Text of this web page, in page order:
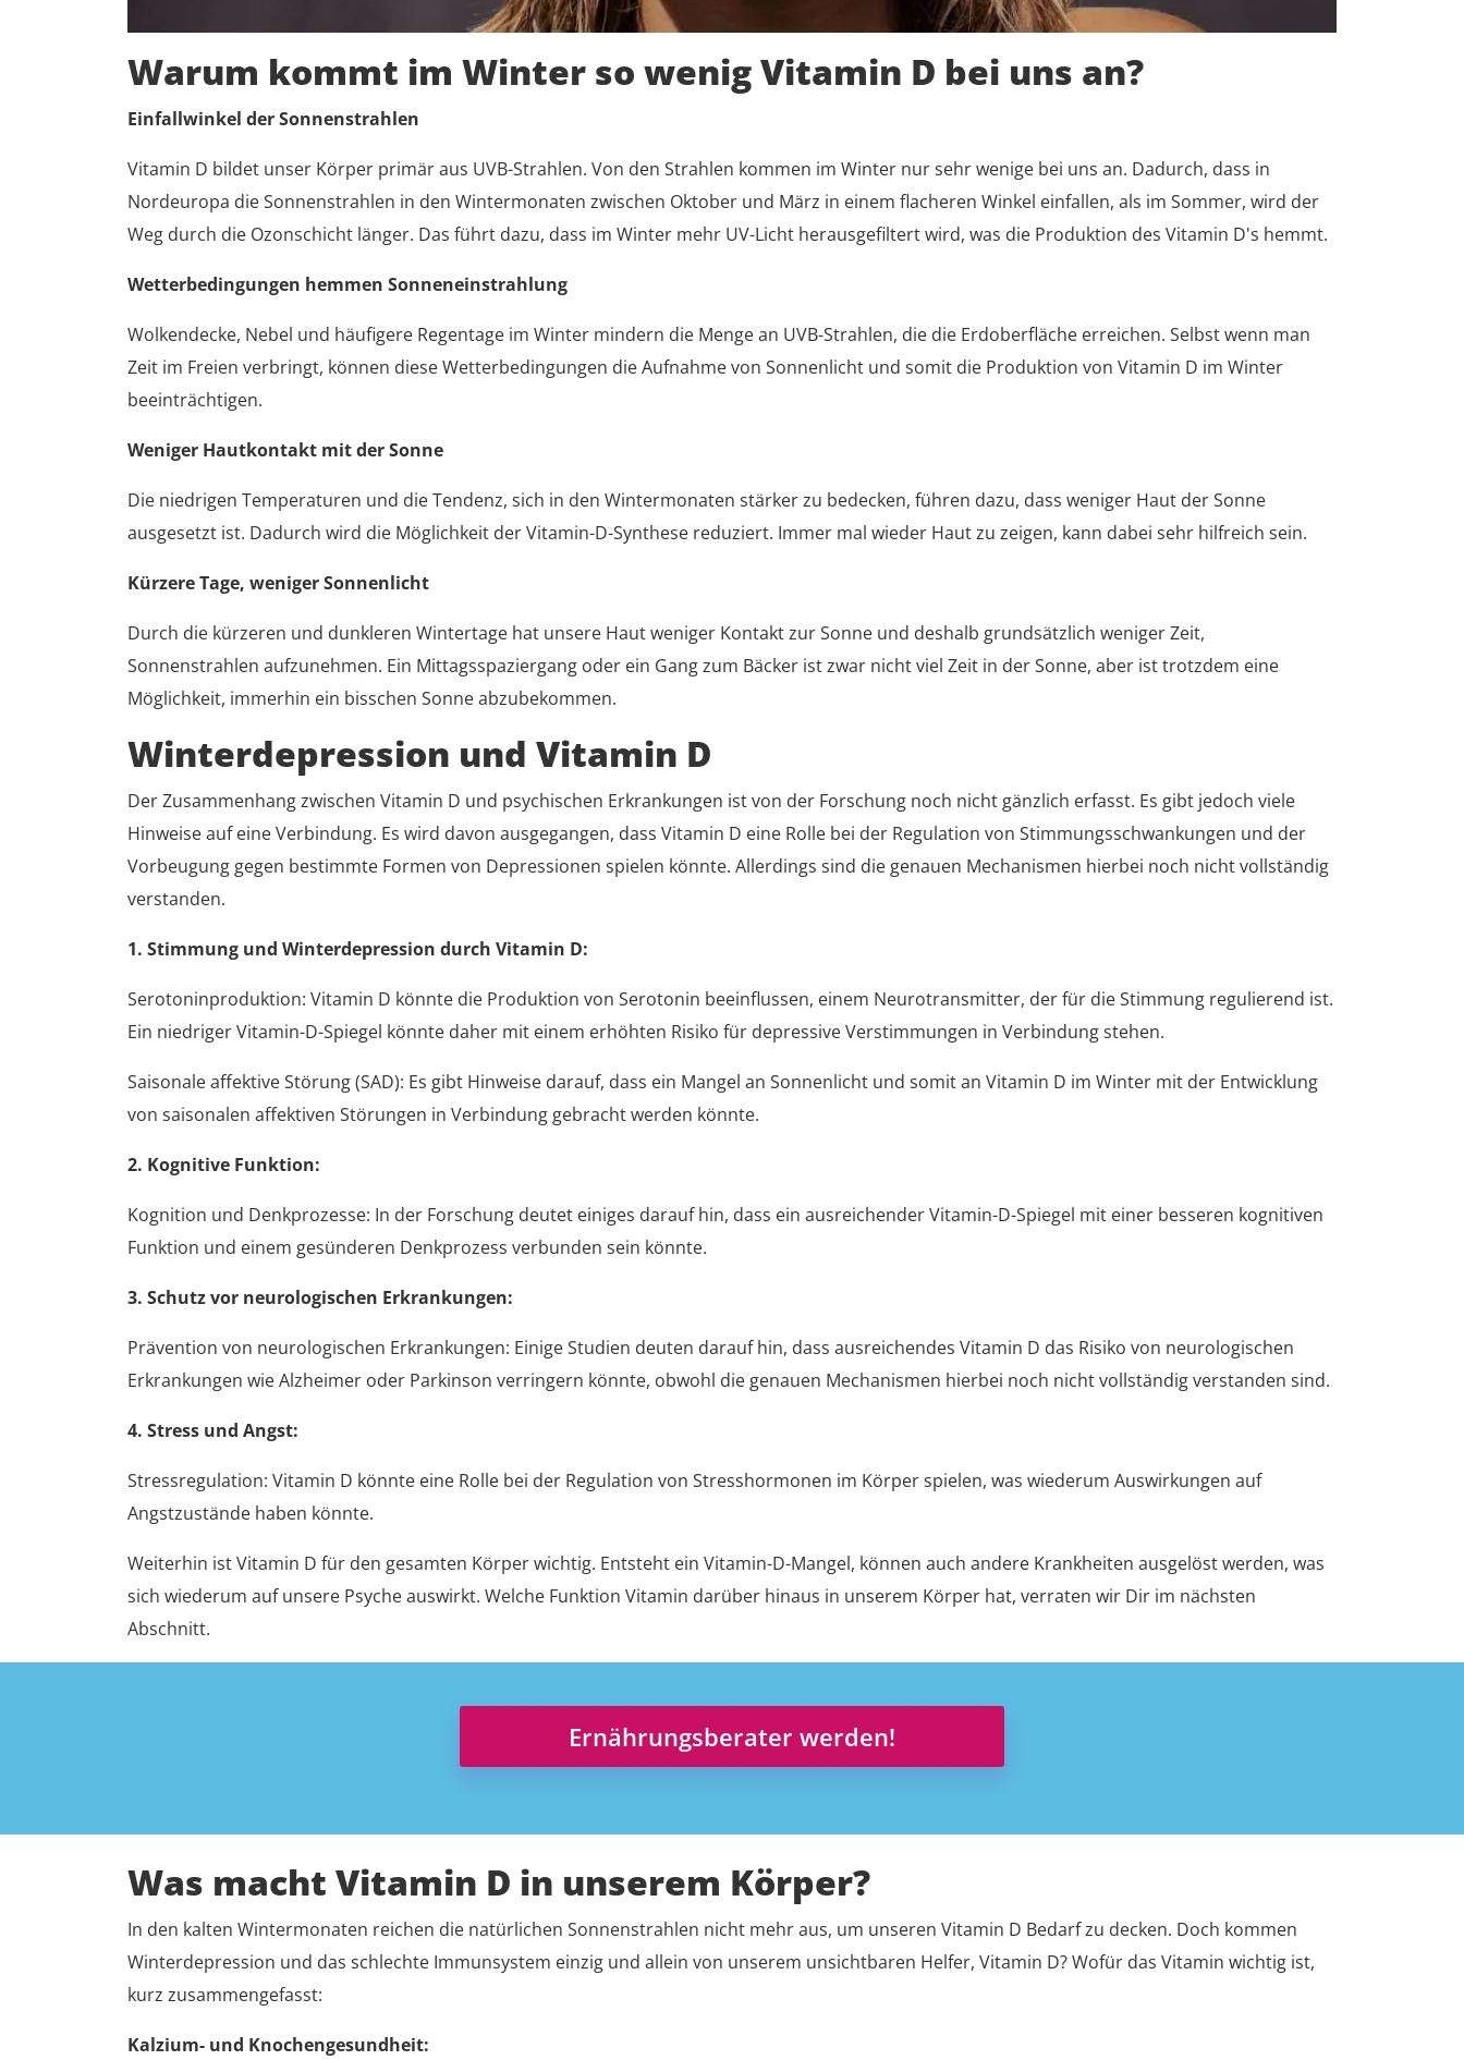
Warum kommt im Winter so wenig Vitamin D bei uns an?
Einfallwinkel der Sonnenstrahlen
Vitamin D bildet unser Körper primär aus UVB-Strahlen. Von den Strahlen kommen im Winter nur sehr wenige bei uns an. Dadurch, dass in
Nordeuropa die Sonnenstrahlen in den Wintermonaten zwischen Oktober und März in einem flacheren Winkel einfallen, als im Sommer, wird der
Weg durch die Ozonschicht länger. Das führt dazu, dass im Winter mehr UV-Licht herausgefiltert wird, was die Produktion des Vitamin D's hemmt.
Wetterbedingungen hemmen Sonneneinstrahlung
Wolkendecke, Nebel und häufigere Regentage im Winter mindern die Menge an UVB-Strahlen, die die Erdoberfläche erreichen. Selbst wenn man
Zeit im Freien verbringt, können diese Wetterbedingungen die Aufnahme von Sonnenlicht und somit die Produktion von Vitamin D im Winter
beeinträchtigen.
Weniger Hautkontakt mit der Sonne
Die niedrigen Temperaturen und die Tendenz, sich in den Wintermonaten stärker zu bedecken, führen dazu, dass weniger Haut der Sonne
ausgesetzt ist. Dadurch wird die Möglichkeit der Vitamin-D-Synthese reduziert. Immer mal wieder Haut zu zeigen, kann dabei sehr hilfreich sein.
Kürzere Tage, weniger Sonnenlicht
Durch die kürzeren und dunkleren Wintertage hat unsere Haut weniger Kontakt zur Sonne und deshalb grundsätzlich weniger Zeit,
Sonnenstrahlen aufzunehmen. Ein Mittagsspaziergang oder ein Gang zum Bäcker ist zwar nicht viel Zeit in der Sonne, aber ist trotzdem eine
Möglichkeit, immerhin ein bisschen Sonne abzubekommen.
Winterdepression und Vitamin D
Der Zusammenhang zwischen Vitamin D und psychischen Erkrankungen ist von der Forschung noch nicht gänzlich erfasst. Es gibt jedoch viele
Hinweise auf eine Verbindung. Es wird davon ausgegangen, dass Vitamin D eine Rolle bei der Regulation von Stimmungsschwankungen und der
Vorbeugung gegen bestimmte Formen von Depressionen spielen könnte. Allerdings sind die genauen Mechanismen hierbei noch nicht vollständig
verstanden.
1. Stimmung und Winterdepression durch Vitamin D:
Serotoninproduktion: Vitamin D könnte die Produktion von Serotonin beeinflussen, einem Neurotransmitter, der für die Stimmung regulierend ist.
Ein niedriger Vitamin-D-Spiegel könnte daher mit einem erhöhten Risiko für depressive Verstimmungen in Verbindung stehen.
Saisonale affektive Störung (SAD): Es gibt Hinweise darauf, dass ein Mangel an Sonnenlicht und somit an Vitamin D im Winter mit der Entwicklung
von saisonalen affektiven Störungen in Verbindung gebracht werden könnte.
2. Kognitive Funktion:
Kognition und Denkprozesse: In der Forschung deutet einiges darauf hin, dass ein ausreichender Vitamin-D-Spiegel mit einer besseren kognitiven
Funktion und einem gesünderen Denkprozess verbunden sein könnte.
3. Schutz vor neurologischen Erkrankungen:
Prävention von neurologischen Erkrankungen: Einige Studien deuten darauf hin, dass ausreichendes Vitamin D das Risiko von neurologischen
Erkrankungen wie Alzheimer oder Parkinson verringern könnte, obwohl die genauen Mechanismen hierbei noch nicht vollständig verstanden sind.
4. Stress und Angst:
Stressregulation: Vitamin D könnte eine Rolle bei der Regulation von Stresshormonen im Körper spielen, was wiederum Auswirkungen auf
Angstzustände haben könnte.
Weiterhin ist Vitamin D für den gesamten Körper wichtig. Entsteht ein Vitamin-D-Mangel, können auch andere Krankheiten ausgelöst werden, was
sich wiederum auf unsere Psyche auswirkt. Welche Funktion Vitamin darüber hinaus in unserem Körper hat, verraten wir Dir im nächsten
Abschnitt.
Ernährungsberater werden!
Was macht Vitamin D in unserem Körper?
In den kalten Wintermonaten reichen die natürlichen Sonnenstrahlen nicht mehr aus, um unseren Vitamin D Bedarf zu decken. Doch kommen
Winterdepression und das schlechte Immunsystem einzig und allein von unserem unsichtbaren Helfer, Vitamin D? Wofür das Vitamin wichtig ist,
kurz zusammengefasst:
Kalzium- und Knochengesundheit: